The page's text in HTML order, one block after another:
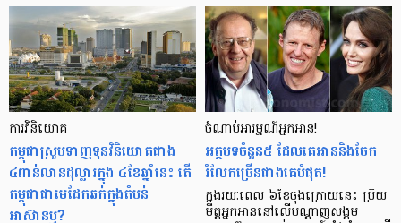
ការវិនិយោគ
កម្ពុជាស្រូបទាញទុនវិនិយោគជាង
៤ពាន់លានដុល្លារក្នុង ៤ខែឆ្នាំនេះ តើ
កម្ពុជាជាមេដែកឆក់ក្នុងតំបន់
អាស៊ានឬ?
ចំណាប់​អារម្មណ៍អ្នកអាន!
អត្ថបទ​ចំនួន៥ ដែល​គេ​អាន​​និង​ចែក​
រំលែក​ច្រើន​ជាង​គេ​បំផុត!
ក្នុង​រយៈពេល ៦ខែ​ចុងក្រោយ​នេះ ប្រិយ
មិត្ត​អ្នកអាន​នៅ​លើ​បណ្ដាញ​សង្គម​